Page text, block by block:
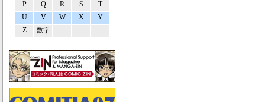
P Q R S
T
U
V W X
Y
Z
数字